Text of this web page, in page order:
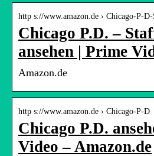
http s://www.amazon.de › Chicago-P-
Chicago P.D. –
ansehen | Prime
Amazon.de
http s://www.amazon.de › Chicago-P-D
Chicago P.D.
Video – Amazon.de